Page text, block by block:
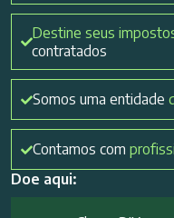
Destine seus
contratados
Somos uma entidade
Contamos com
Doe aqui: